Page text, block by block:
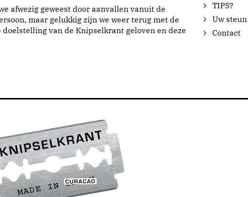
afwezig geweest door aanvallen vanuit de
maar gelukkig zijn we weer terug met de
van de Knipselkrant geloven en deze
TIPS?
Uw steun
Contact